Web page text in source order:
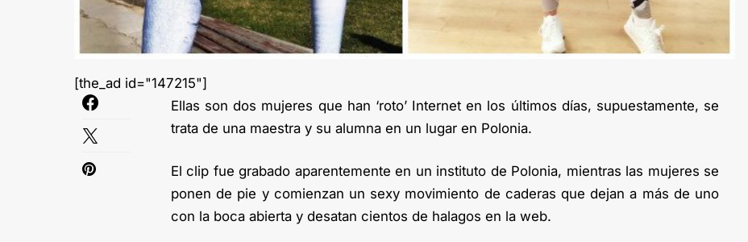
[the_ad id="147215"]
Ellas son dos mujeres que han ‘roto’ Internet en los últimos días, supuestamente, se
trata de una maestra y su alumna en un lugar en Polonia.
El clip fue grabado aparentemente en un instituto de Polonia, mientras las mujeres se
ponen de pie y comienzan un sexy movimiento de caderas que dejan a más de uno
con la boca abierta y desatan cientos de halagos en la web.